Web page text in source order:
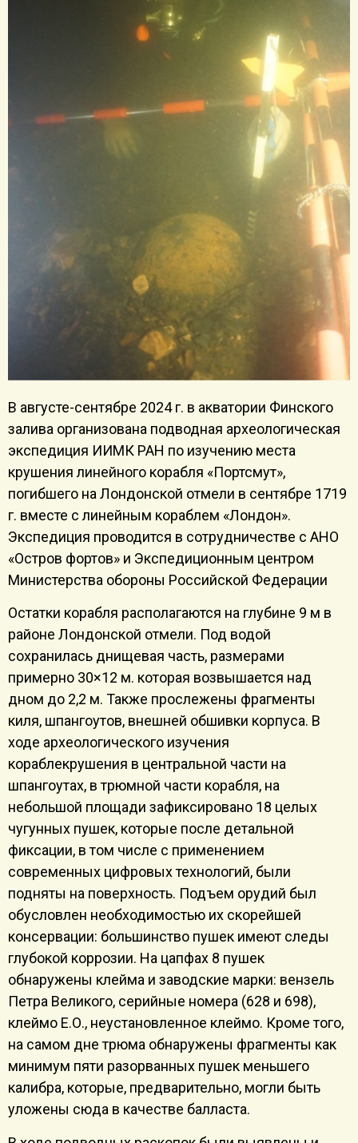
В августе-сентябре 2024 г. в акватории Финского
залива организована подводная археологическая
экспедиция ИИМК РАН по изучению места
крушения линейного корабля «Портсмут»,
погибшего на Лондонской отмели в сентябре 1719
г. вместе с линейным кораблем «Лондон».
Экспедиция проводится в сотрудничестве с АНО
«Остров фортов» и Экспедиционным центром
Министерства обороны Российской Федерации
Остатки корабля располагаются на глубине 9 м в
районе Лондонской отмели. Под водой
сохранилась днищевая часть, размерами
примерно 30×12 м. которая возвышается над
дном до 2,2 м. Также прослежены фрагменты
киля, шпангоутов, внешней обшивки корпуса. В
ходе археологического изучения
кораблекрушения в центральной части на
шпангоутах, в трюмной части корабля, на
небольшой площади зафиксировано 18 целых
чугунных пушек, которые после детальной
фиксации, в том числе с применением
современных цифровых технологий, были
подняты на поверхность. Подъем орудий был
обусловлен необходимостью их скорейшей
консервации: большинство пушек имеют следы
глубокой коррозии. На цапфах 8 пушек
обнаружены клейма и заводские марки: вензель
Петра Великого, серийные номера (628 и 698),
клеймо Е.О., неустановленное клеймо. Кроме того,
на самом дне трюма обнаружены фрагменты как
минимум пяти разорванных пушек меньшего
калибра, которые, предварительно, могли быть
уложены сюда в качестве балласта.